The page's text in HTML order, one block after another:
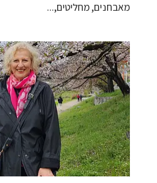
מאבחנים, מחליטים,...